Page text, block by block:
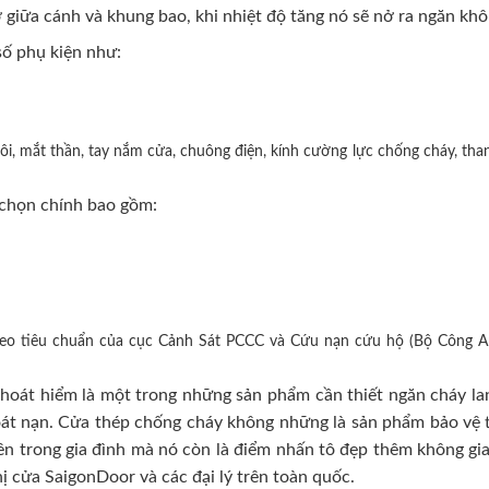
cánh và khung bao, khi nhiệt độ tăng nó sẽ nở ra ngăn
phụ kiện như:
mắt thần, tay nắm cửa, chuông điện, kính cường lực chống cháy,
chính bao gồm:
tiêu chuẩn của cục Cảnh Sát PCCC và Cứu nạn cứu hộ (Bộ
hiểm là một trong những sản phẩm cần thiết ngăn cháy
nạn. Cửa thép chống cháy không những là sản phẩm bảo
trong gia đình mà nó còn là điểm nhấn tô đẹp thêm không
cửa SaigonDoor và các đại lý trên toàn quốc.